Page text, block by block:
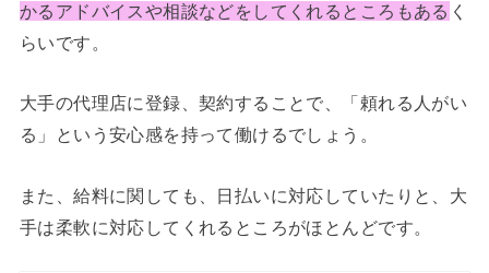
かるアドバイスや相談などをしてくれるところもある く
らいです。
大手の代理店に登録、契約することで、「頼れる人がい
る」という安心感を持って働けるでしょう。
また、給料に関しても、日払いに対応していたりと、大
手は柔軟に対応してくれるところがほとんどです。